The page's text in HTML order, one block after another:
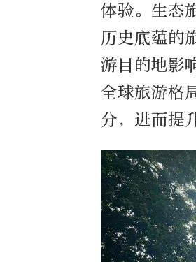
体验。生态
历史底蕴的
游目的地影
全球旅游格
分，进而提